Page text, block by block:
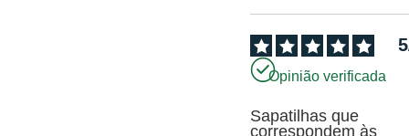
5
Opinião verificada
Sapatilhas que
correspondem às